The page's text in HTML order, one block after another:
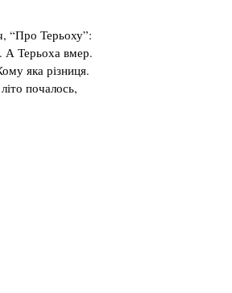
“Про Терьоху”:
А Терьоха вмер.
яка різниця.
почалось,